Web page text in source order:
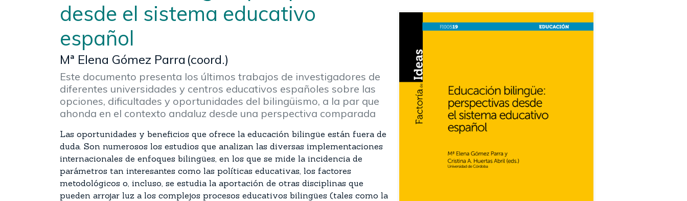
desde el sistema educativo
español
Mª Elena Gómez Parra (coord.)
Este documento presenta los últimos trabajos de investigadores de
diferentes universidades y centros educativos españoles sobre las
opciones, dificultades y oportunidades del bilingüismo, a la par que
ahonda en el contexto andaluz desde una perspectiva comparada
Las oportunidades y beneficios que ofrece la educación bilingüe están fuera de
duda. Son numerosos los estudios que analizan las diversas implementaciones
internacionales de enfoques bilingües, en los que se mide la incidencia de
parámetros tan interesantes como las políticas educativas, los factores
metodológicos o, incluso, se estudia la aportación de otras disciplinas que
pueden arrojar luz a los complejos procesos educativos bilingües (tales como la